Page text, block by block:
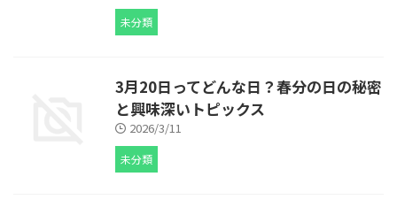
未分類
3月20日ってどんな日？春分の日の秘密
と興味深いトピックス
2026/3/11
未分類